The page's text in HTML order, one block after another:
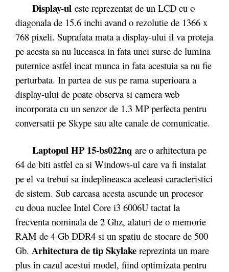
Display-ul este reprezentat de un LCD cu o
diagonala de 15.6 inchi avand o rezolutie de 1366 x
768 pixeli. Suprafata mata a display-ului il va proteja
pe acesta sa nu luceasca in fata unei surse de lumina
puternice astfel incat munca in fata acestuia sa nu fie
perturbata. In partea de sus pe rama superioara a
display-ului de poate observa si camera web
incorporata cu un senzor de 1.3 MP perfecta pentru
conversatii pe Skype sau alte canale de comunicatie.
Laptopul HP 15-bs022nq are o arhitectura pe
64 de biti astfel ca si Windows-ul care va fi instalat
pe el va trebui sa indeplineasca aceleasi caracteristici
de sistem. Sub carcasa acesta ascunde un procesor
cu doua nuclee Intel Core i3 6006U tactat la
frecventa nominala de 2 Ghz, alaturi de o memorie
RAM de 4 Gb DDR4 si un spatiu de stocare de 500
Gb. Arhitectura de tip Skylake reprezinta un mare
plus in cazul acestui model, fiind optimizata pentru